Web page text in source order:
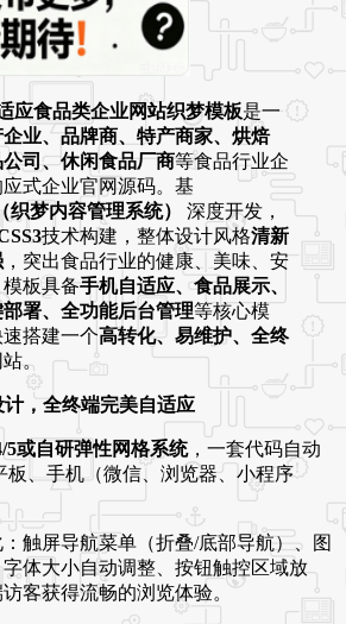
应食品类企业网站织梦模板是一
业、品牌商、特产商家、烘焙
司、休闲食品厂商等食品行业企
式企业官网源码。基
梦内容管理系统）
深度开发，
技术构建，整体设计风格清新
，突出食品行业的健康、美味、安
板具备手机自适应、食品展示、
署、全功能后台管理等核心模
搭建一个高转化、易维护、全终
。
，全终端完美自适应
5或自研弹性网格系统，一套代码自动
板、手机（微信、浏览器、小程序
触屏导航菜单（折叠/底部导航）、图
体大小自动调整、按钮触控区域放
客获得流畅的浏览体验。